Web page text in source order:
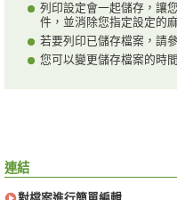
列印設定會一起儲存，讓
件，並消除您指定設定的
若要列印已儲存檔案，請
您可以變更儲存檔案的時
連結